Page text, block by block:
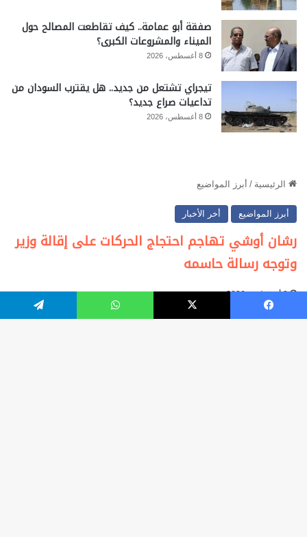
صفقة أبو عمامة.. كيف تقاطعت المصالح حول
الميناء والمشروعات الكبرى؟
8 أغسطس، 2026
تيجراي تشتعل من جديد.. هل يقترب السودان من
تداعيات صراع جديد؟
8 أغسطس، 2026
فيسبوك ‫X واتساب تيلقرام